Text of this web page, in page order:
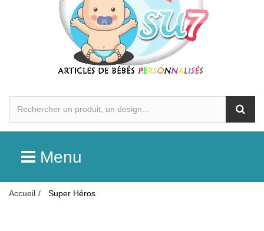
Menu
Accueil Super Héros